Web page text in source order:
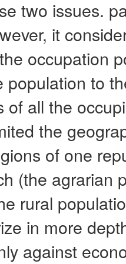
two issues.
it
occupation
population to
of all the
the
of one
(the agrarian
rural
in more
against